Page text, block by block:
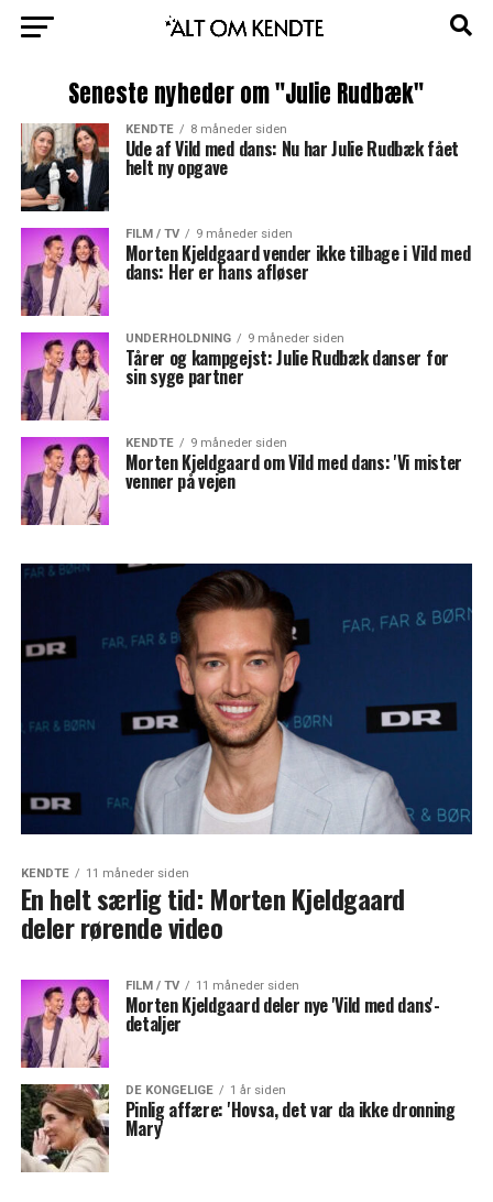
Seneste nyheder om "Julie Rudbæk"
KENDTE 8 måneder siden
Ude af Vild med dans: Nu har Julie Rudbæk fået
helt ny opgave
FILM / TV 9 måneder siden
Morten Kjeldgaard vender ikke tilbage i Vild med
dans: Her er hans afløser
UNDERHOLDNING 9 måneder siden
Tårer og kampgejst: Julie Rudbæk danser for
sin syge partner
KENDTE 9 måneder siden
Morten Kjeldgaard om Vild med dans: 'Vi mister
venner på vejen
KENDTE 11 måneder siden
En helt særlig tid: Morten Kjeldgaard
deler rørende video
FILM / TV 11 måneder siden
Morten Kjeldgaard deler nye 'Vild med dans'-
detaljer
DE KONGELIGE 1 år siden
Pinlig affære: 'Hovsa, det var da ikke dronning
Mary'